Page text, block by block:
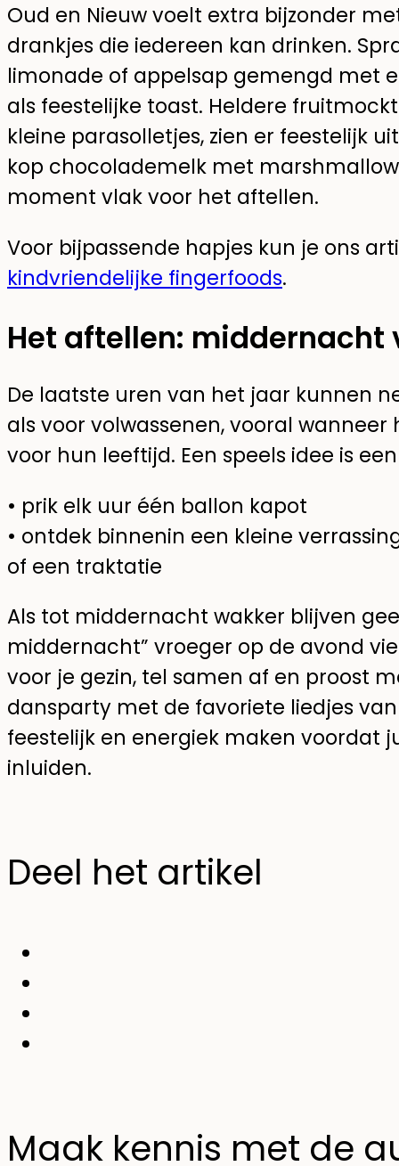
Oud en Nieuw voelt extra bijzonder
drankjes die iedereen kan drinken.
limonade of appelsap gemengd met
als feestelijke toast. Heldere
kleine parasolletjes, zien er feestelijk
kop chocolademelk met
moment vlak voor het aftellen.
Voor bijpassende hapjes kun je ons
kindvriendelijke fingerfoods.
Het aftellen: middernacht
De laatste uren van het jaar kunnen
als voor volwassenen, vooral
voor hun leeftijd. Een speels idee is
• prik elk uur één ballon kapot
• ontdek binnenin een kleine
of een traktatie
Als tot middernacht wakker blijven
middernacht” vroeger op de avond
voor je gezin, tel samen af en proost
dansparty met de favoriete liedjes
feestelijk en energiek maken voordat
inluiden.
Deel het artikel
Maak kennis met de